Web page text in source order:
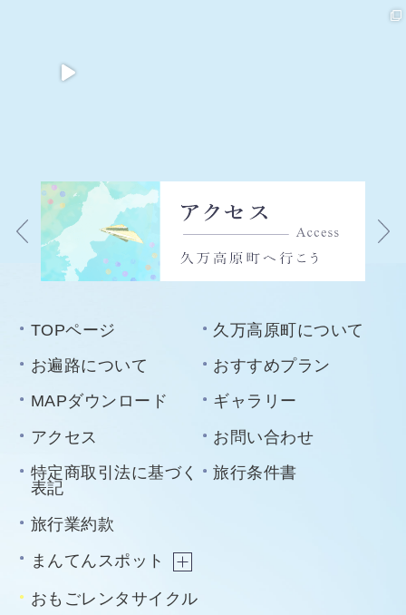
TOPページ
久万高原町について
お遍路について
おすすめプラン
MAPダウンロード
ギャラリー
アクセス
お問い合わせ
特定商取引法に基づく
表記
旅行条件書
旅行業約款
まんてんスポット
おもごレンタサイクル